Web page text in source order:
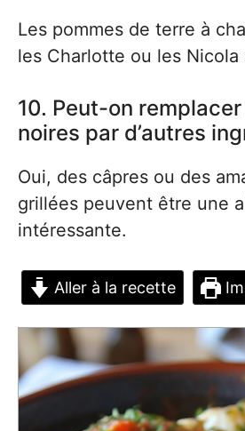
Les pommes de terre à
les Charlotte ou les Nicola
10. Peut-on
noires par d’autres
Oui, des câpres ou des
grillées peuvent être une
intéressante.
Aller à la recette